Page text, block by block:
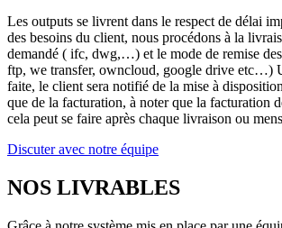
Les outputs se livrent dans le respect de délai
des besoins du client, nous procédons à la
demandé ( ifc, dwg,…) et le mode de remise
ftp, we transfer, owncloud, google drive etc…)
faite, le client sera notifié de la mise à
que de la facturation, à noter que la facturation
cela peut se faire après chaque livraison ou
Discuter avec notre équipe
NOS LIVRABLES